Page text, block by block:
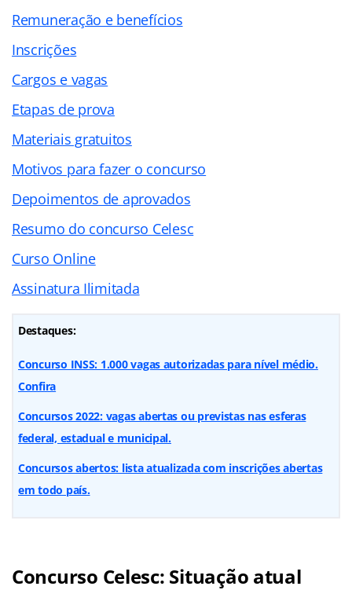
Remuneração e benefícios
Inscrições
Cargos e vagas
Etapas de prova
Materiais gratuitos
Motivos para fazer o concurso
Depoimentos de aprovados
Resumo do concurso Celesc
Curso Online
Assinatura Ilimitada
Destaques:
Concurso INSS: 1.000 vagas autorizadas para nível médio.
Confira
Concursos 2022: vagas abertas ou previstas nas esferas
federal, estadual e municipal.
Concursos abertos: lista atualizada com inscrições abertas
em todo país.
Concurso Celesc: Situação atual